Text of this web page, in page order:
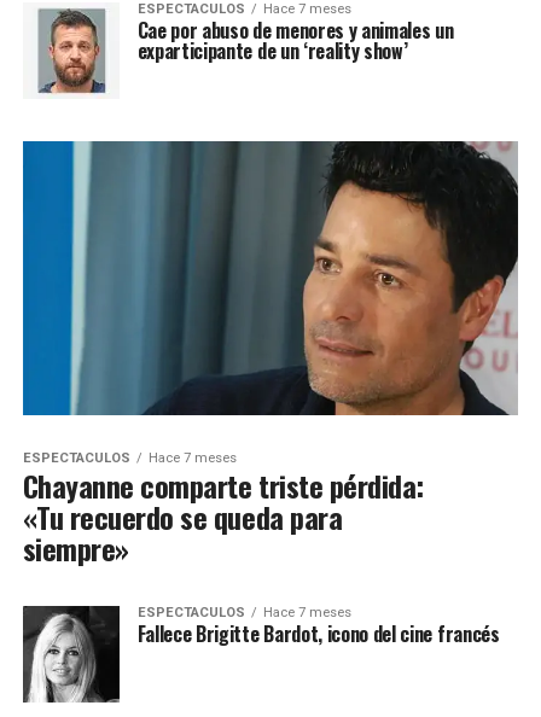
ESPECTACULOS Hace 7 meses
Cae por abuso de menores y animales un
exparticipante de un ‘reality show’
ESPECTACULOS Hace 7 meses
Chayanne comparte triste pérdida:
«Tu recuerdo se queda para
siempre»
ESPECTACULOS Hace 7 meses
Fallece Brigitte Bardot, icono del cine francés